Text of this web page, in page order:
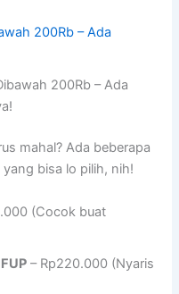
200Rb – Ada
mahal? Ada beberapa
yang bisa lo pilih, nih!
(Cocok buat
– Rp220.000 (Nyaris